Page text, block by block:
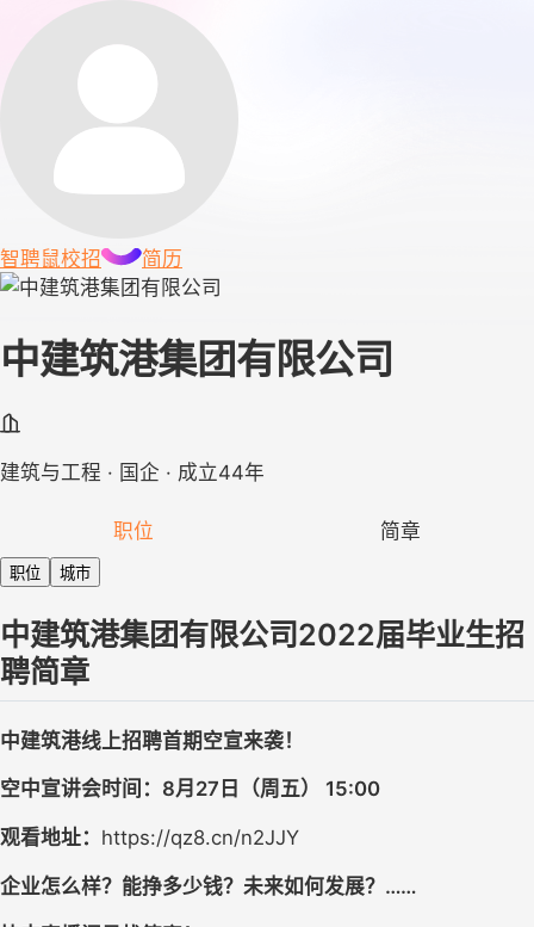
智聘鼠校招 简历
中建筑港集团有限公司
建筑与工程 · 国企 · 成立44年
职位 简章
职位 城市
中建筑港集团有限公司2022届毕业生招
聘简章
中建筑港线上招聘首期空宣来袭！
空中宣讲会时间：8月27日（周五） 15:00
观看地址： https://qz8.cn/n2JJY
企业怎么样？能挣多少钱？未来如何发展？……